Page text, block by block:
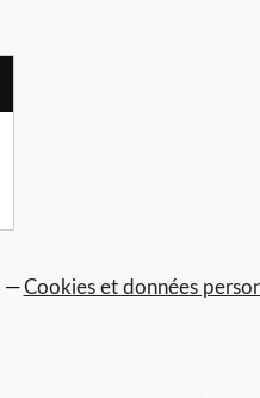
Cookies et données